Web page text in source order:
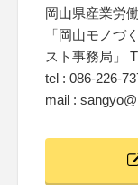
岡山県産業労
「岡山モノづ
スト事務局」
tel : 086-226-
mail :